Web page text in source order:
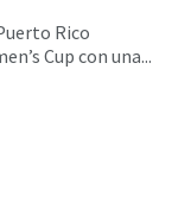
Rico
Cup con una...